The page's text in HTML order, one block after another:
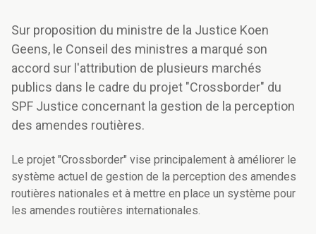
Sur proposition du ministre de la Justice Koen
Geens, le Conseil des ministres a marqué son
accord sur l'attribution de plusieurs marchés
publics dans le cadre du projet "Crossborder" du
SPF Justice concernant la gestion de la perception
des amendes routières.
Le projet "Crossborder" vise principalement à améliorer le
système actuel de gestion de la perception des amendes
routières nationales et à mettre en place un système pour
les amendes routières internationales.